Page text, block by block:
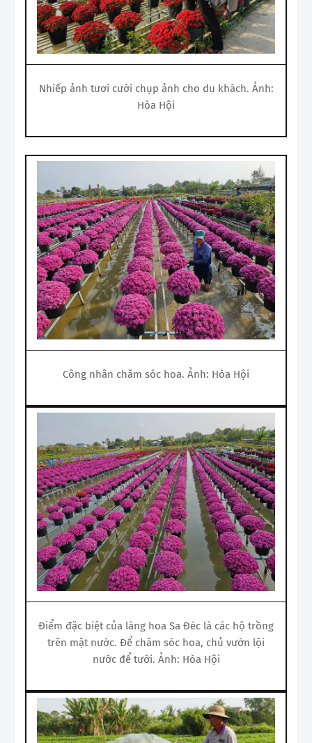
Nhiếp ảnh tươi cười chụp ảnh cho du khách. Ảnh:
Hòa Hội
Công nhân chăm sóc hoa. Ảnh: Hòa Hội
Điểm đặc biệt của làng hoa Sa Đéc là các hộ trồng
trên mặt nước. Để chăm sóc hoa, chủ vườn lội
nước để tưới. Ảnh: Hòa Hội